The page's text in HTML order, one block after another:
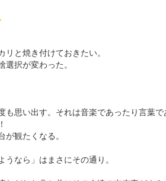
リと焼き付けておきたい。
選択が変わった。
も思い出す。それは音楽であったり言葉
が観たくなる。
うなら」はまさにその通り。